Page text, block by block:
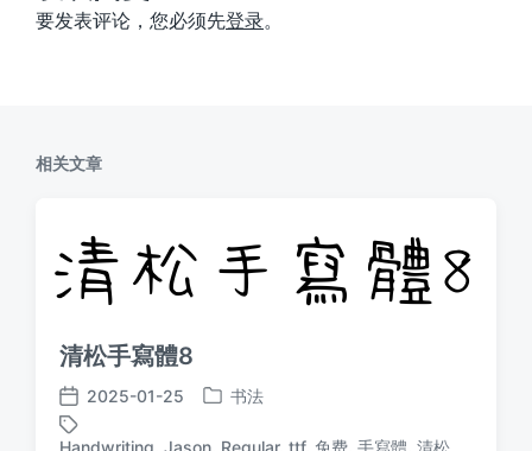
要发表评论，您必须先登录。
相关文章
清松手寫體8
发
布
2025-01-25
发
书法